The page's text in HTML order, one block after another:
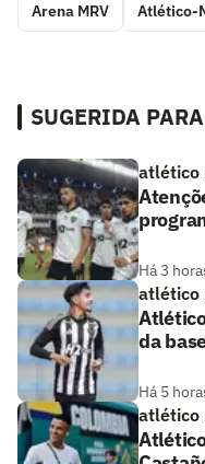
Arena MRV Atlético-
SUGERIDA
atlético
Há 3
atlético
da
Há 5
atlético